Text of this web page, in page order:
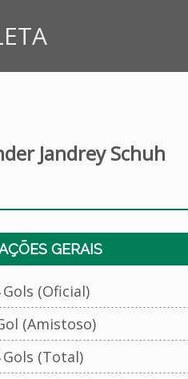
Jandrey Schuh
GERAIS
(Oficial)
(Amistoso)
(Total)